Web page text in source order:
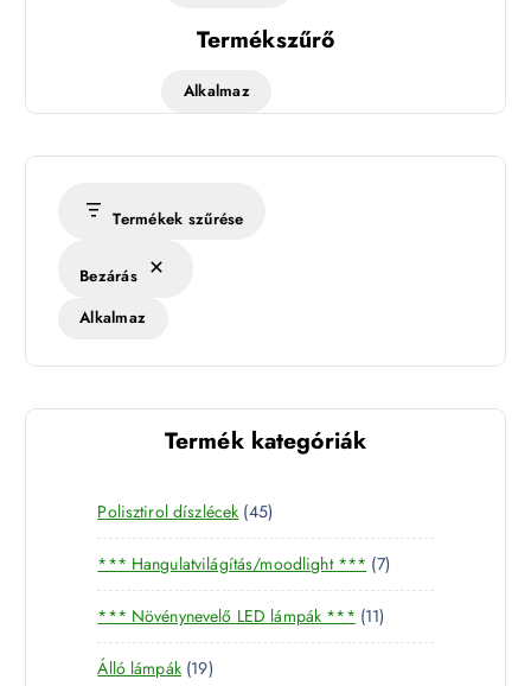
Termékszűrő
Alkalmaz
Termékek szűrése
Bezárás
Alkalmaz
Termék kategóriák
Polisztirol díszlécek 454
5
t
e
r
m
*** Hangulatvilágítás/moodlight *** 77
t
r
*** Növénynevelő LED lámpák *** 111
1
Álló lámpák 191